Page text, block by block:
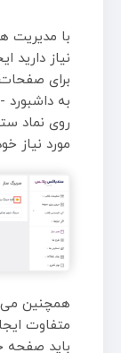
با مدیریت
نیاز دارید
برای
به
روی نماد
مورد نیاز
همچنین
متفاوت
باید صفحه